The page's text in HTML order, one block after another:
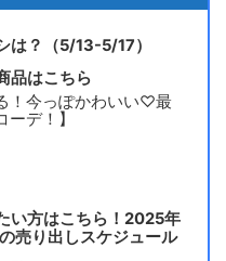
は？（5/13-5/17）
品はこちら
！今っぽかわいい♡最
デ！】
い方はこちら！2025年
売り出しスケジュール